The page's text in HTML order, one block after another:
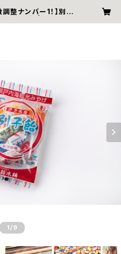
調整ナンバー1！】別子
1 /9